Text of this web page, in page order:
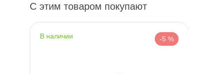
С этим товаром покупают
наличии -5 %